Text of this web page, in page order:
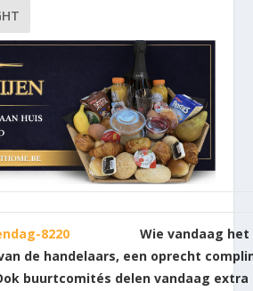
Wie vandaag
de handelaars, een oprecht
buurtcomités delen vandaag